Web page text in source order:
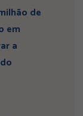
de
em
a